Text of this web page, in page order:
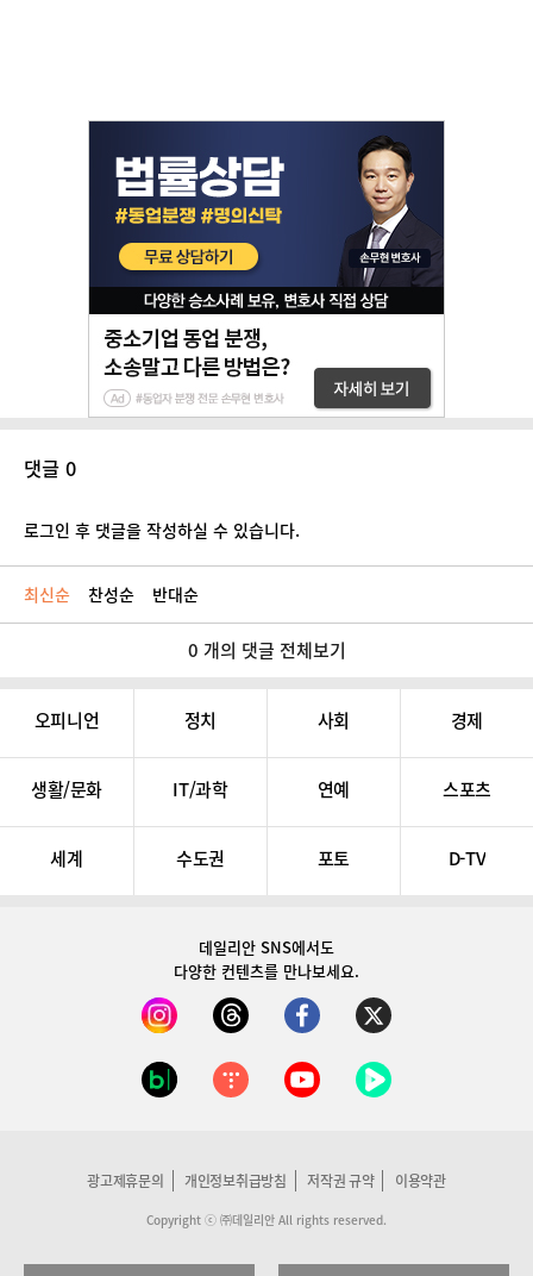
댓글 0
로그인 후 댓글을 작성하실 수 있습니다.
최신순 찬성순 반대순
0 개의 댓글 전체보기
오피니언 정치 사회 경제
생활/문화 IT/과학 연예 스포츠
세계 수도권 포토 D-TV
데일리안 SNS에서도
다양한 컨텐츠를 만나보세요.
광고제휴문의 개인정보취급방침 저작권 규약 이용약관
Copyright ⓒ ㈜데일리안 All rights reserved.